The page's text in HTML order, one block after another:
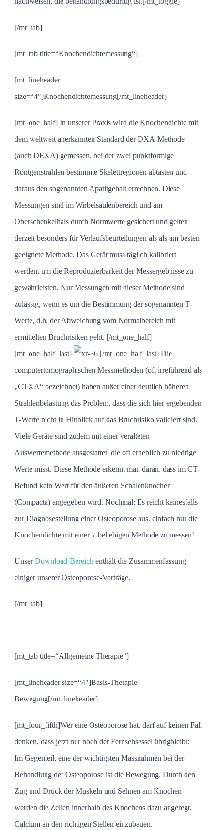
[/mt_tab]
[mt_tab title=“Knochendichtemessung“]
[mt_lineheader
size=“4″]Knochendichtemessung[/mt_lineheader]
[mt_one_half] In unserer Praxis wird die Knochendichte mit
dem weltweit anerkannten Standard derDXA-Methode
(auch DEXA) gemessen, bei der zwei punktförmige
Röntgenstrahlen bestimmte Skelettregionen abtasten und
daraus den sogenannten Apatitgehalt errechnen. Diese
Messungen sind im Wirbelsäulenbereich und am
Oberschenkelhals durch Normwerte gesichert und gelten
derzeit besonders für Verlaufsbeurteilungen als als am besten
geeignete Methode. Das Gerät muss täglich kalibriert
werden, um die Reproduzierbarkeit der Messergebnisse zu
gewährleisten. Nur Messungen mit dieser Methode sind
zulässig, wenn es um die Bestimmung der sogenannten T-
Werte, d.h. der Abweichung vom Normalbereich mit
ermittelten Bruchrisiken geht. [/mt_one_half]
[mt_one_half_last]
[/mt_one_half_last] Die
computertomographischen Messmethoden (oft irreführend als
„CTXA“ bezeichnet) haben außer einer deutlich höheren
Strahlenbelastung das Problem, dass die sich hier ergebenden
T-Werte nicht in Hinblick auf das Bruchrisiko validiert sind.
Viele Geräte sind zudem mit einer veralteten
Auswertemethode ausgestattet, die oft erheblich zu niedrige
Werte misst. Diese Methode erkennt man daran, dass im CT-
Befund kein Wert für den äußeren Schalenknochen
(Compacta) angegeben wird. Nochmal: Es reicht keinesfalls
zur Diagnosestellung einer Osteoporose aus, einfach nur die
Knochendichte mit einer x-beliebigen Methode zu messen!
UnserDownload-Bereich enthält die Zusammenfassung
einiger unserer Osteoporose-Vorträge.
[/mt_tab]
[mt_tab title=“Allgemeine Therapie“]
[mt_lineheader size=“4″]Basis-Therapie
Bewegung[/mt_lineheader]
[mt_four_fifth]Wer eine Osteoporose hat, darf auf keinen Fall
denken, dass jetzt nur noch der Fernsehsessel übrigbleibt:
Im Gegenteil, eine der wichtigsten Massnahmen bei der
Behandlung der Osteoporose ist die Bewegung. Durch den
Zug und Druck der Muskeln und Sehnen am Knochen
werden die Zellen innerhalb des Knochens dazu angeregt,
Calcium an den richtigen Stellen einzubauen.